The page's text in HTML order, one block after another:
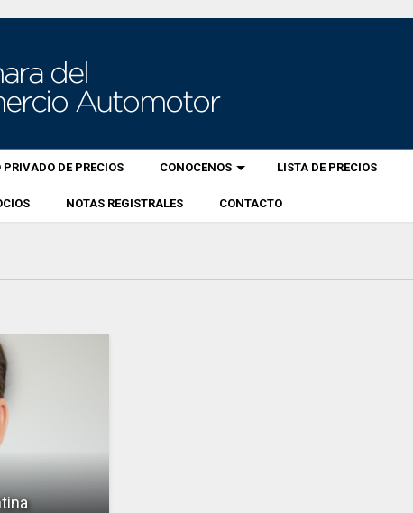
PRIVADO DE PRECIOS CONOCENOS LISTA DE PRECIOS
NOTAS REGISTRALES CONTACTO